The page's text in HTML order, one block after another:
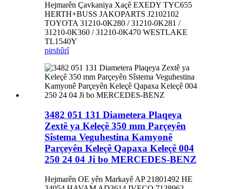
Hejmarên Çavkaniya Xaçê EXEDY TYC655
HERTH+BUSS JAKOPARTS J2102102
TOYOTA 31210-0K280 / 31210-0K281 /
31210-0K360 / 31210-0K470 WESTLAKE
TL1540Y
pirshûrî
3482 051 131 Diametera Plaqeya
Zextê ya Keleçê 350 mm Parçeyên
Sîstema Veguhestina Kamyonê
Parçeyên Keleçê Qapaxa Keleçê 004
250 24 04 Ji bo MERCEDES-BENZ
Hejmarên OE yên Markayê AP 21801492 HE